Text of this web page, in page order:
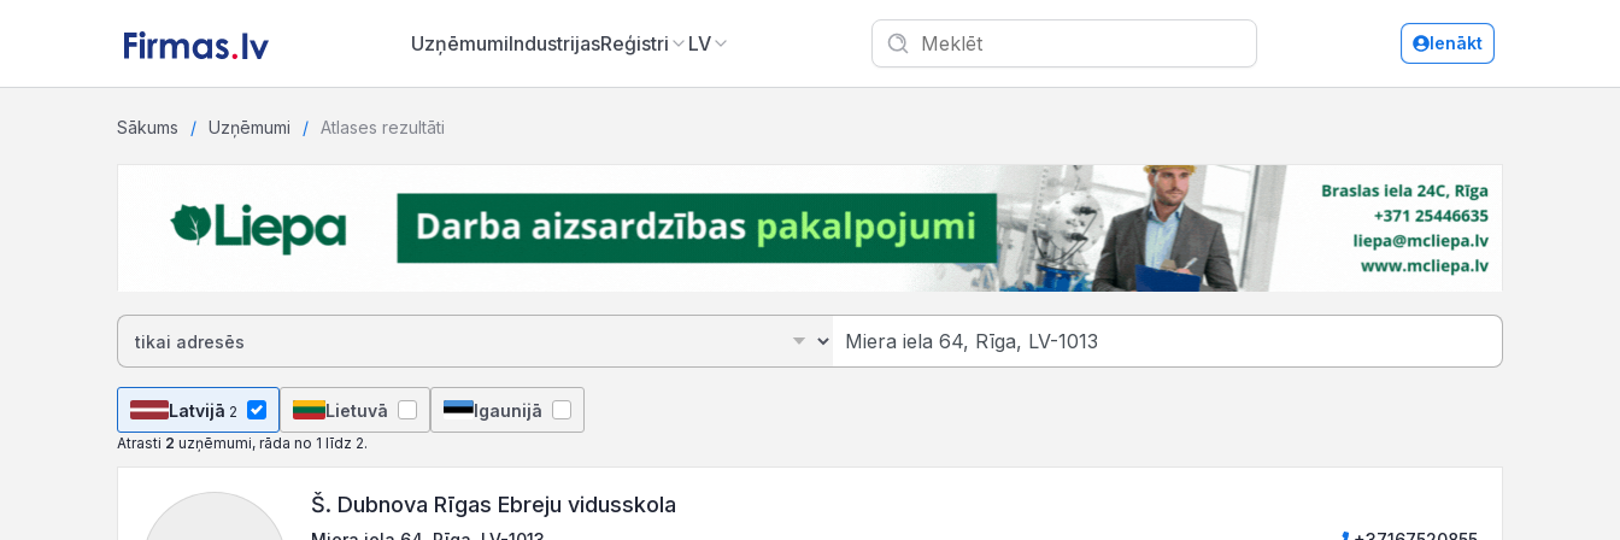
UzņēmumiIndustrijasReģistri LV Ienākt
Sākums Uzņēmumi Atlases rezultāti
Latvijā 2 Lietuvā Igaunijā
Atrasti 2 uzņēmumi, rāda no 1 līdz 2.
Š. Dubnova Rīgas Ebreju vidusskola